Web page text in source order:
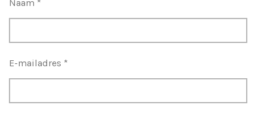
Naam *
E-mailadres *